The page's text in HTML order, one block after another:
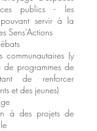
publics - les
pouvant servir à la
Sens’Actions
communautaires (y
de programmes de
de renforcer
et des jeunes)
à des projets de